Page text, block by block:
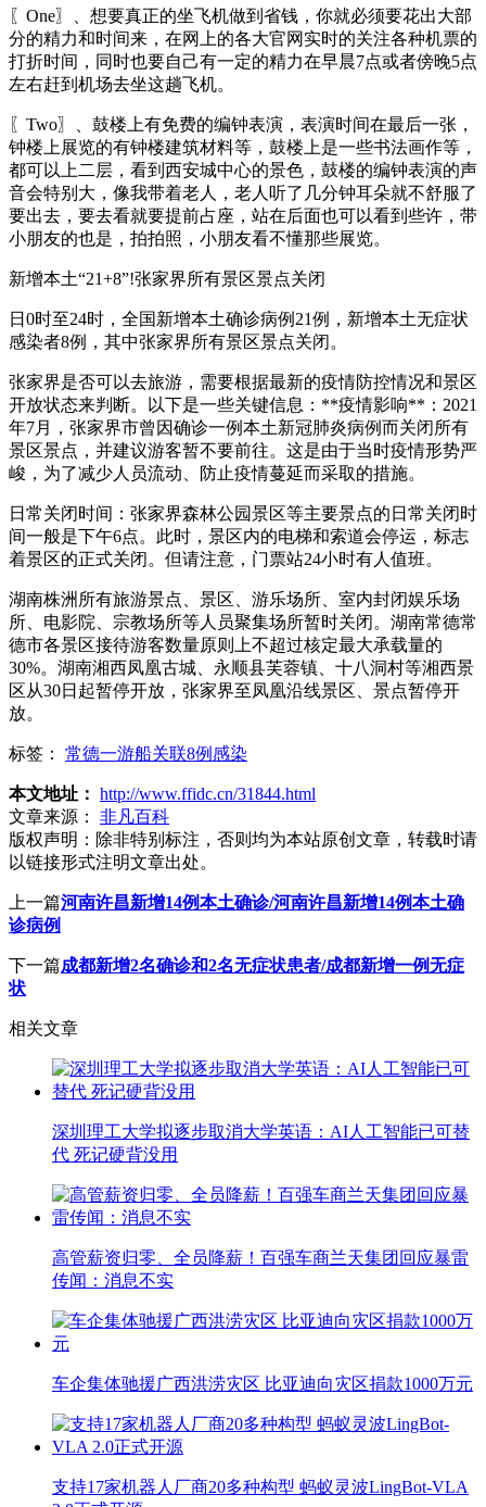
〖One〗、想要真正的坐飞机做到省钱，你就必须要花出大部
分的精力和时间来，在网上的各大官网实时的关注各种机票的
打折时间，同时也要自己有一定的精力在早晨7点或者傍晚5点
左右赶到机场去坐这趟飞机。
〖Two〗、鼓楼上有免费的编钟表演，表演时间在最后一张，
钟楼上展览的有钟楼建筑材料等，鼓楼上是一些书法画作等，
都可以上二层，看到西安城中心的景色，鼓楼的编钟表演的声
音会特别大，像我带着老人，老人听了几分钟耳朵就不舒服了
要出去，要去看就要提前占座，站在后面也可以看到些许，带
小朋友的也是，拍拍照，小朋友看不懂那些展览。
新增本土“21+8”!张家界所有景区景点关闭
日0时至24时，全国新增本土确诊病例21例，新增本土无症状
感染者8例，其中张家界所有景区景点关闭。
张家界是否可以去旅游，需要根据最新的疫情防控情况和景区
开放状态来判断。以下是一些关键信息：**疫情影响**：2021
年7月，张家界市曾因确诊一例本土新冠肺炎病例而关闭所有
景区景点，并建议游客暂不要前往。这是由于当时疫情形势严
峻，为了减少人员流动、防止疫情蔓延而采取的措施。
日常关闭时间：张家界森林公园景区等主要景点的日常关闭时
间一般是下午6点。此时，景区内的电梯和索道会停运，标志
着景区的正式关闭。但请注意，门票站24小时有人值班。
湖南株洲所有旅游景点、景区、游乐场所、室内封闭娱乐场
所、电影院、宗教场所等人员聚集场所暂时关闭。湖南常德常
德市各景区接待游客数量原则上不超过核定最大承载量的
30%。湖南湘西凤凰古城、永顺县芙蓉镇、十八洞村等湘西景
区从30日起暂停开放，张家界至凤凰沿线景区、景点暂停开
放。
标签： 常德一游船关联8例感染
本文地址： http://www.ffidc.cn/31844.html
文章来源：
非凡百科
版权声明： 除非特别标注，否则均为本站原创文章，转载时请
以链接形式注明文章出处。
上一篇河南许昌新增14例本土确诊/河南许昌新增14例本土确
诊病例
下一篇成都新增2名确诊和2名无症状患者/成都新增一例无症
状
相关文章
深圳理工大学拟逐步取消大学英语：AI人工智能已可替
代 死记硬背没用
高管薪资归零、全员降薪！百强车商兰天集团回应暴雷
传闻：消息不实
车企集体驰援广西洪涝灾区 比亚迪向灾区捐款1000万元
支持17家机器人厂商20多种构型 蚂蚁灵波LingBot-VLA